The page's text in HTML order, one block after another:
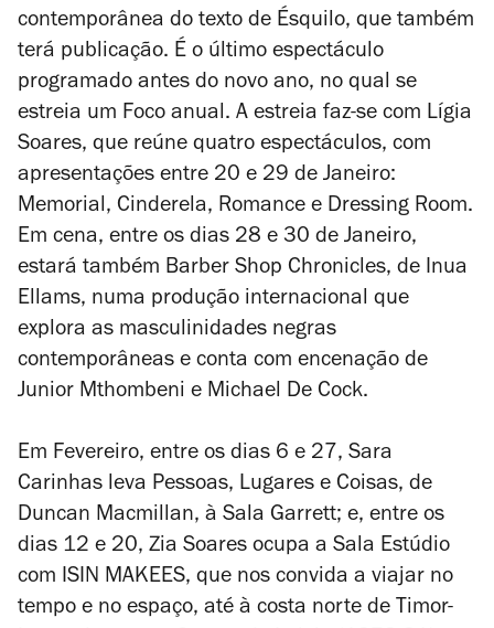
contemporânea do texto de Ésquilo, que também
terá publicação. É o último espectáculo
programado antes do novo ano, no qual se
estreia um Foco anual. A estreia faz-se com Lígia
Soares, que reúne quatro espectáculos, com
apresentações entre 20 e 29 de Janeiro:
Memorial, Cinderela, Romance e Dressing Room.
Em cena, entre os dias 28 e 30 de Janeiro,
estará também Barber Shop Chronicles, de Inua
Ellams, numa produção internacional que
explora as masculinidades negras
contemporâneas e conta com encenação de
Junior Mthombeni e Michael De Cock.
Em Fevereiro, entre os dias 6 e 27, Sara
Carinhas leva Pessoas, Lugares e Coisas, de
Duncan Macmillan, à Sala Garrett; e, entre os
dias 12 e 20, Zia Soares ocupa a Sala Estúdio
com ISIN MAKEES, que nos convida a viajar no
tempo e no espaço, até à costa norte de Timor-